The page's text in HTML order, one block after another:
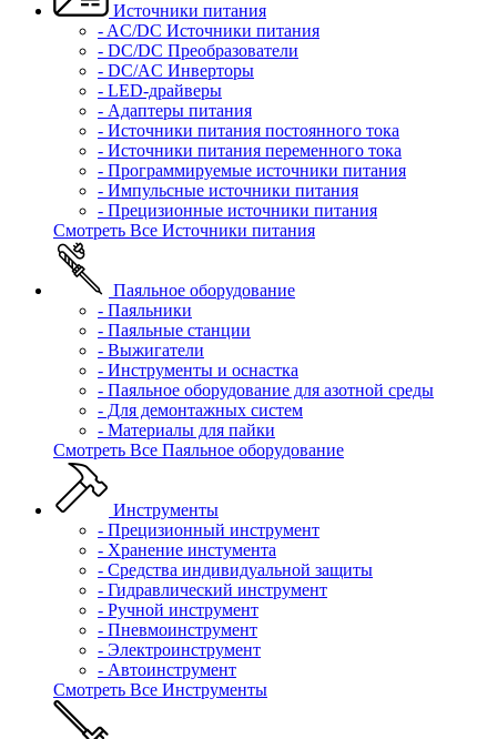
Источники питания
- AC/DC Источники питания
- DC/DC Преобразователи
- DC/AC Инверторы
- LED-драйверы
- Адаптеры питания
- Источники питания постоянного тока
- Источники питания переменного тока
- Программируемые источники питания
- Импульсные источники питания
- Прецизионные источники питания
Смотреть Все Источники питания
Паяльное оборудование
- Паяльники
- Паяльные станции
- Выжигатели
- Инструменты и оснастка
- Паяльное оборудование для азотной среды
- Для демонтажных систем
- Материалы для пайки
Смотреть Все Паяльное оборудование
Инструменты
- Прецизионный инструмент
- Хранение инстумента
- Средства индивидуальной защиты
- Гидравлический инструмент
- Ручной инструмент
- Пневмоинструмент
- Электроинструмент
- Автоинструмент
Смотреть Все Инструменты